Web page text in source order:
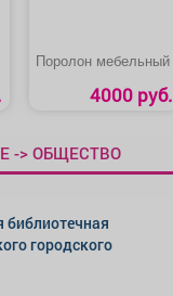
Поролон мебельный
4000 руб.
-> ОБЩЕСТВО
библиотечная
городского